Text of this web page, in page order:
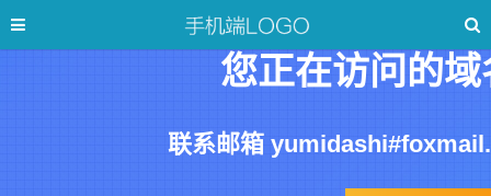
您正在访问的
联系邮箱